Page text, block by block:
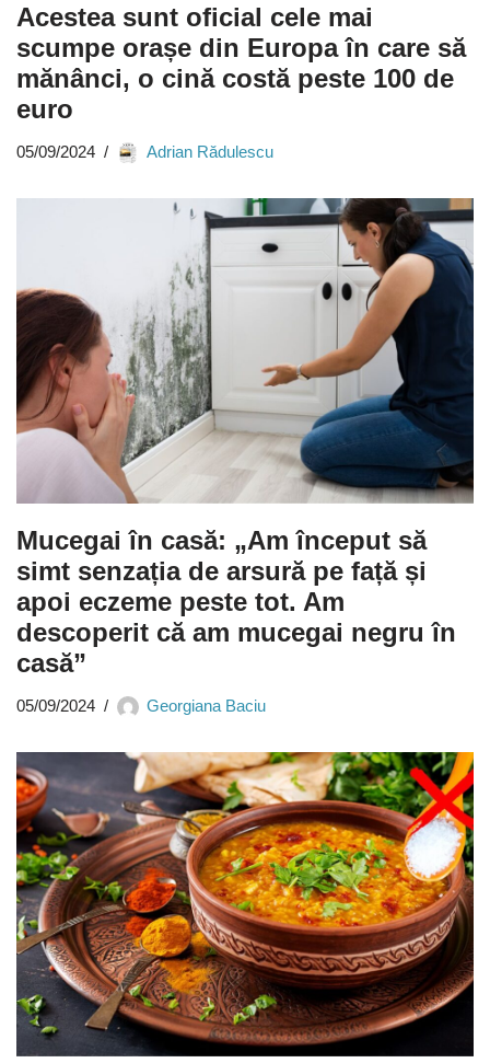
Acestea sunt oficial cele mai
scumpe orașe din Europa în care să
mănânci, o cină costă peste 100 de
euro
05/09/2024 Adrian Rădulescu
Mucegai în casă: „Am început să
simt senzația de arsură pe față și
apoi eczeme peste tot. Am
descoperit că am mucegai negru în
casă”
05/09/2024 Georgiana Baciu